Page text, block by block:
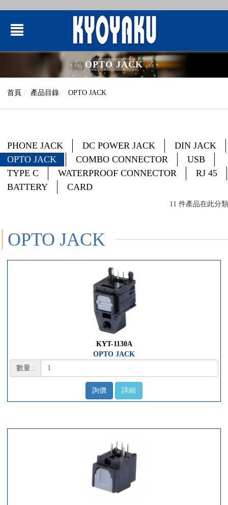
OPTO JACK
首頁 產品目錄 OPTO JACK
PHONE JACK DC POWER JACK
DIN JACK
OPTO JACK
COMBO CONNECTOR
USB
TYPE C
WATERPROOF CONNECTOR
RJ 45
BATTERY
CARD
11 件產品在此分類
OPTO JACK
KYT-1130A
OPTO JACK
數量 :
詢價 詳細